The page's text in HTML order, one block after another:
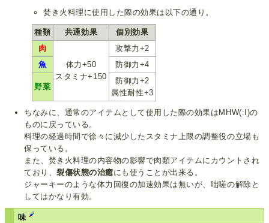
焚き火料理に使用した際の効果は以下の通り。
種類 共通効果
個別効果
肉
体力+50
スタミナ+150
攻撃力+2
魚
防御力+4
野菜
防御力+2
属性耐性+3
ちなみに、通常のアイテムとして使用した際の効果はMHW(:I)の
ものに戻っている。
料理の経過時間で徐々に減少したスタミナ上限の調整役の立場も
保っている。
また、焚き火料理の内容物の影響で肉類アイテムにカウントされ
ており、裂傷状態の治癒にも使うことが出来る。
ジャーキーのような体力回復の加速効果は無いが、咄嗟の解除と
してはかなり有効。
味